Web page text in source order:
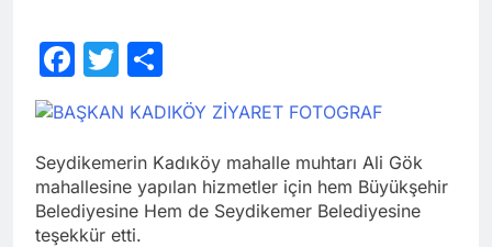
Facebook
Twitter
Seydikemerin Kadıköy mahalle muhtarı Ali Gök
mahallesine yapılan hizmetler için hem Büyükşehir
Belediyesine Hem de Seydikemer Belediyesine
teşekkür etti.